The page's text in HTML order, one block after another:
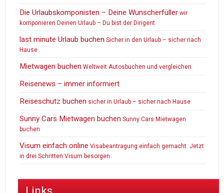
Die Urlaubskomponisten – Deine Wunscherfüller wir
komponieren Deinen Urlaub – Du bist der Dirigent
last minute Urlaub buchen Sicher in den Urlaub – sicher nach
Hause
Mietwagen buchen Weltweit Autosbuchen und vergleichen
Reisenews – immer informiert
Reiseschutz buchen sicher in Urlaub – sicher nach Hause
Sunny Cars Mietwagen buchen Sunny Cars Mietwagen
buchen
Visum einfach online Visabeantragung einfach gemacht. Jetzt
in drei Schritten Visum besorgen